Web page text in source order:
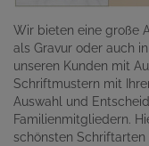
Wir bieten eine große
als Gravur oder auch
unseren Kunden mit
Schriftmustern mit
Auswahl und
Familienmitgliedern.
schönsten